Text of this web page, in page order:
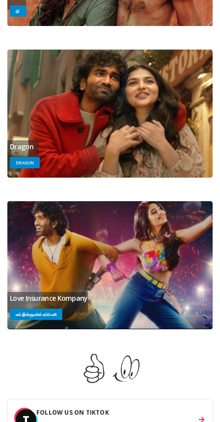
டூட்
Dragon
DRAGON
Love Insurance Kompany
லவ் இன்சூரன்ஸ் கம்பெனி
FOLLOW US ON TIKTOK